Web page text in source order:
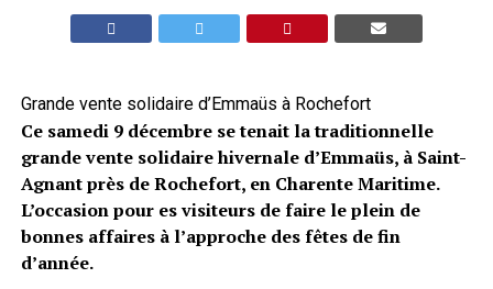
Grande vente solidaire d’Emmaüs à Rochefort
Ce samedi 9 décembre se tenait la traditionnelle
grande vente solidaire hivernale d’Emmaüs, à Saint-
Agnant près de Rochefort, en Charente Maritime.
L’occasion pour es visiteurs de faire le plein de
bonnes affaires à l’approche des fêtes de fin
d’année.